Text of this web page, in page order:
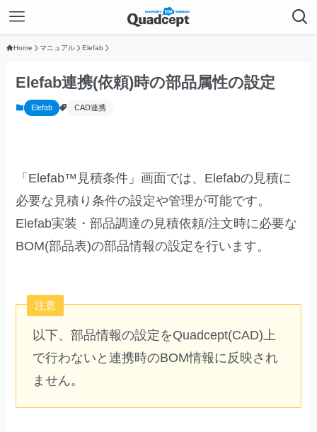
Home マニュアル Elefab
Elefab連携(依頼)時の部品属性の設定
Elefab CAD連携
「Elefab™見積条件」画面では、Elefabの見積に
必要な見積り条件の設定や管理が可能です。
Elefab実装・部品調達の見積依頼/注文時に必要な
BOM(部品表)の部品情報の設定を行います。
注意
以下、部品情報の設定をQuadcept(CAD)上
で行わないと連携時のBOM情報に反映され
ません。